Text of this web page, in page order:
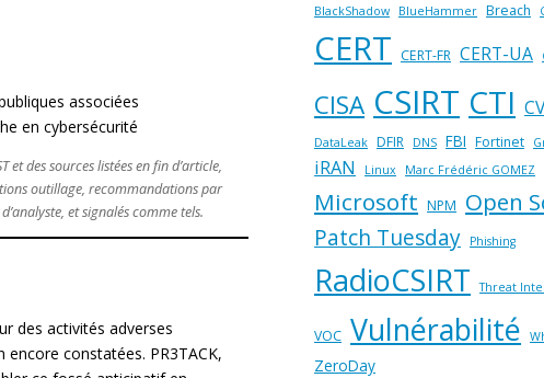
associées
en cybersécurité
des sources listées en fin d’article,
outillage, recommandations par
et signalés comme tels.
des activités adverses
encore constatées. PR3TACK,
BlackShadow
BlueHammer Breach
CERT CERT-FR CERT-UA
CISA CSIRT CTI
DataLeak DFIR DNS FBI Fortinet
iRAN Linux Marc Frédéric GOMEZ
Microsoft NPM Open
Patch Tuesday Phishing
RadioCSIRT Threat
VOC Vulnérabilité
ZeroDay